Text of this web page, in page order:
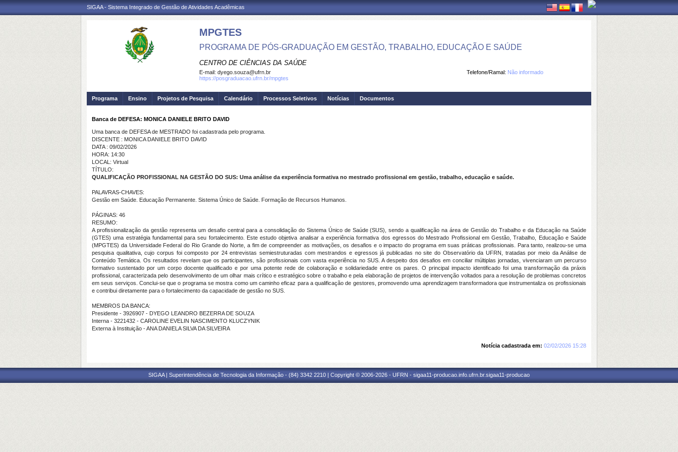
SIGAA - Sistema Integrado de Gestão de Atividades Acadêmicas
MPGTES
PROGRAMA DE PÓS-GRADUAÇÃO EM GESTÃO, TRABALHO, EDUCAÇÃO E SAÚDE
CENTRO DE CIÊNCIAS DA SAÚDE
Telefone/Ramal: Não informado
E-mail: dyego.souza@ufrn.br
https://posgraduacao.ufrn.br/mpgtes
Programa Ensino Projetos de Pesquisa Calendário Processos Seletivos Notícias Documentos
Banca de DEFESA: MONICA DANIELE BRITO DAVID
Uma banca de DEFESA de MESTRADO foi cadastrada pelo programa.
DISCENTE : MONICA DANIELE BRITO DAVID
DATA : 09/02/2026
HORA: 14:30
LOCAL: Virtual
TÍTULO:
QUALIFICAÇÃO PROFISSIONAL NA GESTÃO DO SUS: Uma análise da experiência formativa no mestrado profissional em gestão, trabalho, educação e saúde.
PALAVRAS-CHAVES:
Gestão em Saúde. Educação Permanente. Sistema Único de Saúde. Formação de Recursos Humanos.
PÁGINAS: 46
RESUMO:
A profissionalização da gestão representa um desafio central para a consolidação do Sistema Único de Saúde (SUS), sendo a qualificação na área de Gestão do Trabalho e da Educação na Saúde
(GTES) uma estratégia fundamental para seu fortalecimento. Este estudo objetiva analisar a experiência formativa dos egressos do Mestrado Profissional em Gestão, Trabalho, Educação e Saúde
(MPGTES) da Universidade Federal do Rio Grande do Norte, a fim de compreender as motivações, os desafios e o impacto do programa em suas práticas profissionais. Para tanto, realizou-se uma
pesquisa qualitativa, cujo corpus foi composto por 24 entrevistas semiestruturadas com mestrandos e egressos já publicadas no site do Observatório da UFRN, tratadas por meio da Análise de
Conteúdo Temática. Os resultados revelam que os participantes, são profissionais com vasta experiência no SUS. A despeito dos desafios em conciliar múltiplas jornadas, vivenciaram um percurso
formativo sustentado por um corpo docente qualificado e por uma potente rede de colaboração e solidariedade entre os pares. O principal impacto identificado foi uma transformação da práxis
profissional, caracterizada pelo desenvolvimento de um olhar mais crítico e estratégico sobre o trabalho e pela elaboração de projetos de intervenção voltados para a resolução de problemas concretos
em seus serviços. Conclui-se que o programa se mostra como um caminho eficaz para a qualificação de gestores, promovendo uma aprendizagem transformadora que instrumentaliza os profissionais
e contribui diretamente para o fortalecimento da capacidade de gestão no SUS.
MEMBROS DA BANCA:
Presidente - 3926907 - DYEGO LEANDRO BEZERRA DE SOUZA
Interna - 3221432 - CAROLINE EVELIN NASCIMENTO KLUCZYNIK
Externa à Instituição - ANA DANIELA SILVA DA SILVEIRA
Notícia cadastrada em: 02/02/2026 15:28
SIGAA | Superintendência de Tecnologia da Informação - (84) 3342 2210 | Copyright © 2006-2026 - UFRN - sigaa11-producao.info.ufrn.br.sigaa11-producao